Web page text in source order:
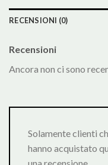
RECENSIONI (0)
Recensioni
Ancora non ci sono
Solamente clienti
hanno acquistato